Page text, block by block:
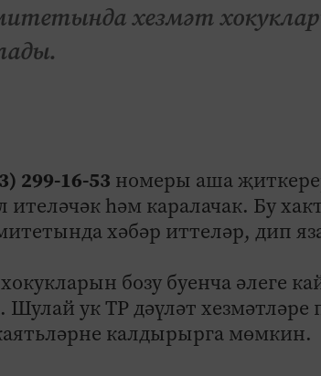
хезмәт
299-16-53 номеры аша
ителәчәк һәм каралачак. Бу
хәбәр иттеләр, дип
бозу буенча әлеге
Шулай ук ТР дәүләт
калдырырга мөмкин.